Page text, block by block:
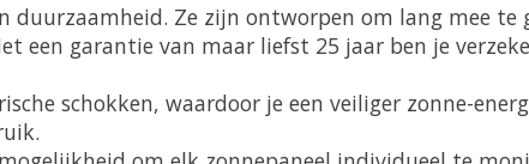
Ze zijn ontworpen om lang mee te
een garantie van maar liefst 25 jaar ben je
schokken, waardoor je een veiliger zonne-